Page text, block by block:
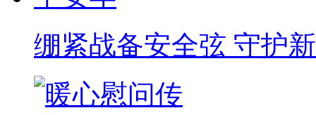
绷紧战备安全弦 守护